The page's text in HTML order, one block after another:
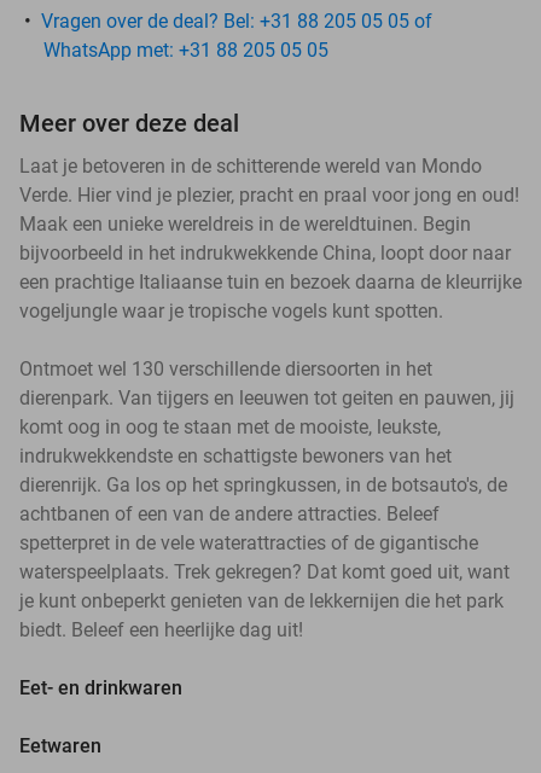
Vragen over de deal? Bel: +31 88 205 05 05 of
WhatsApp met: +31 88 205 05 05
Meer over deze deal
Laat je betoveren in de schitterende wereld van Mondo
Verde. Hier vind je plezier, pracht en praal voor jong en oud!
Maak een unieke wereldreis in de wereldtuinen. Begin
bijvoorbeeld in het indrukwekkende China, loopt door naar
een prachtige Italiaanse tuin en bezoek daarna de kleurrijke
vogeljungle waar je tropische vogels kunt spotten.
Ontmoet wel 130 verschillende diersoorten in het
dierenpark. Van tijgers en leeuwen tot geiten en pauwen, jij
komt oog in oog te staan met de mooiste, leukste,
indrukwekkendste en schattigste bewoners van het
dierenrijk. Ga los op het springkussen, in de botsauto's, de
achtbanen of een van de andere attracties. Beleef
spetterpret in de vele waterattracties of de gigantische
waterspeelplaats. Trek gekregen? Dat komt goed uit, want
je kunt onbeperkt genieten van de lekkernijen die het park
biedt. Beleef een heerlijke dag uit!
Eet- en drinkwaren
Eetwaren